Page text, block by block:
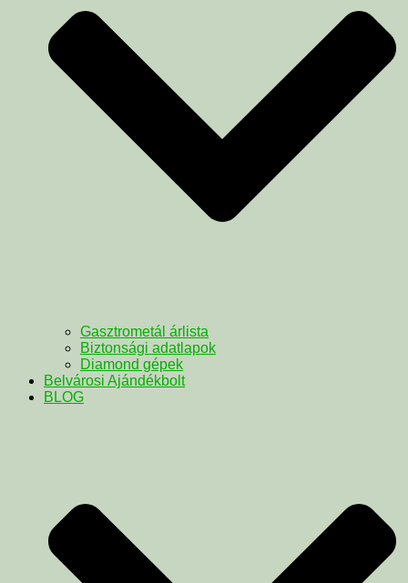
Gasztrometál árlista
Biztonsági adatlapok
Diamond gépek
Belvárosi Ajándékbolt
BLOG